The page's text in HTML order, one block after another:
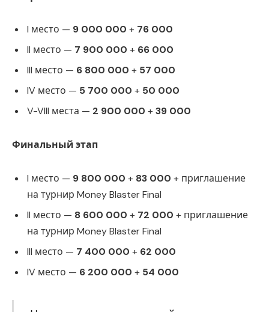
I место — 9 000 000 + 76 000
II место — 7 900 000 + 66 000
III место — 6 800 000 + 57 000
IV место — 5 700 000 + 50 000
V-VIII места — 2 900 000 +39 000
Финальный этап
I место — 9 800 000 + 83 000 + приглашение
на турнир Money Blaster Final
II место — 8 600 000 + 72 000 + приглашение
на турнир Money Blaster Final
III место — 7 400 000 + 62 000
IV место — 6 200 000 + 54 000